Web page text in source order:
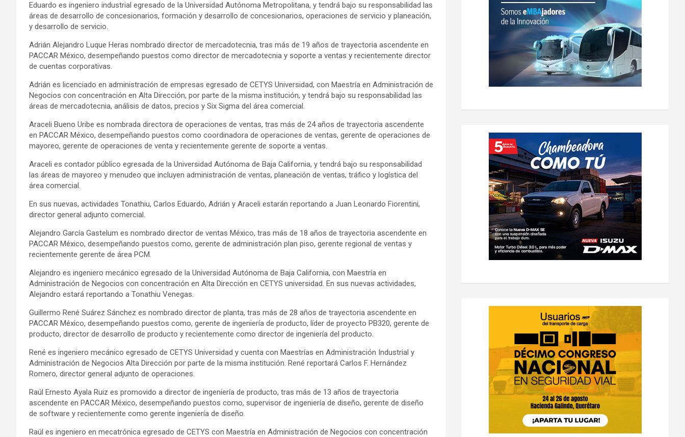
Eduardo es ingeniero industrial egresado de la Universidad Autónoma Metropolitana, y tendrá bajo su responsabilidad las
áreas de desarrollo de concesionarios, formación y desarrollo de concesionarios, operaciones de servicio y planeación,
y desarrollo de servicio.
Adrián Alejandro Luque Heras nombrado director de mercadotecnia, tras más de 19 años de trayectoria ascendente en
PACCAR México, desempeñando puestos como director de mercadotecnia y soporte a ventas y recientemente director
de cuentas corporativas.
Adrián es licenciado en administración de empresas egresado de CETYS Universidad, con Maestría en Administración de
Negocios con concentración en Alta Dirección, por parte de la misma institución, y tendrá bajo su responsabilidad las
áreas de mercadotecnia, análisis de datos, precios y Six Sigma del área comercial.
Araceli Bueno Uribe es nombrada directora de operaciones de ventas, tras más de 24 años de trayectoria ascendente
en PACCAR México, desempeñando puestos como coordinadora de operaciones de ventas, gerente de operaciones de
mayoreo, gerente de operaciones de venta y recientemente gerente de soporte a ventas.
Araceli es contador público egresada de la Universidad Autónoma de Baja California, y tendrá bajo su responsabilidad
las áreas de mayoreo y menudeo que incluyen administración de ventas, planeación de ventas, tráfico y logística del
área comercial.
En sus nuevas, actividades Tonathiu, Carlos Eduardo, Adrián y Araceli estarán reportando a Juan Leonardo Fiorentini,
director general adjunto comercial.
Alejandro García Gastelum es nombrado director de ventas México, tras más de 18 años de trayectoria ascendente en
PACCAR México, desempeñando puestos como, gerente de administración plan piso, gerente regional de ventas y
recientemente gerente de área PCM.
Alejandro es ingeniero mecánico egresado de la Universidad Autónoma de Baja California, con Maestría en
Administración de Negocios con concentración en Alta Dirección en CETYS universidad. En sus nuevas actividades,
Alejandro estará reportando a Tonathiu Venegas.
Guillermo René Suárez Sánchez es nombrado director de planta, tras más de 28 años de trayectoria ascendente en
PACCAR México, desempeñando puestos como, gerente de ingeniería de producto, líder de proyecto PB320, gerente de
producto, director de desarrollo de producto y recientemente como director de ingeniería del producto.
René es ingeniero mecánico egresado de CETYS Universidad y cuenta con Maestrías en Administración Industrial y
Administración de Negocios Alta Dirección por parte de la misma institución. René reportará Carlos F. Hernández
Romero, director general adjunto de operaciones.
Raúl Ernesto Ayala Ruiz es promovido a director de ingeniería de producto, tras más de 13 años de trayectoria
ascendente en PACCAR México, desempeñando puestos como, supervisor de ingeniería de diseño, gerente de diseño
de software y recientemente como gerente ingeniería de diseño.
Raúl es ingeniero en mecatrónica egresado de CETYS con Maestría en Administración de Negocios con concentración